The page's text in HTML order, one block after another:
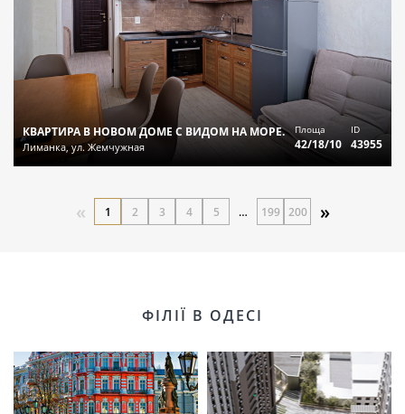
КВАРТИРА В НОВОМ ДОМЕ С ВИДОМ НА МОРЕ.
Лиманка, ул. Жемчужная
Площа
42/18/10
ID
43955
« 1 2 3 4 5 … 199 200 »
ФІЛІЇ В ОДЕСІ